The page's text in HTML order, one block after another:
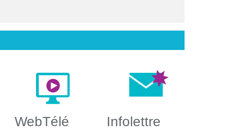
WebTélé Infolettre